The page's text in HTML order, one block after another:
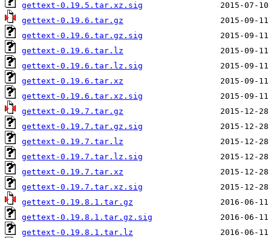
gettext-0.19.5.tar.xz.sig
gettext-0.19.6.tar.gz
gettext-0.19.6.tar.gz.sig
gettext-0.19.6.tar.lz
gettext-0.19.6.tar.lz.sig
gettext-0.19.6.tar.xz
gettext-0.19.6.tar.xz.sig
gettext-0.19.7.tar.gz
gettext-0.19.7.tar.gz.sig
gettext-0.19.7.tar.lz
gettext-0.19.7.tar.lz.sig
gettext-0.19.7.tar.xz
gettext-0.19.7.tar.xz.sig
gettext-0.19.8.1.tar.gz
gettext-0.19.8.1.tar.gz.sig
gettext-0.19.8.1.tar.lz